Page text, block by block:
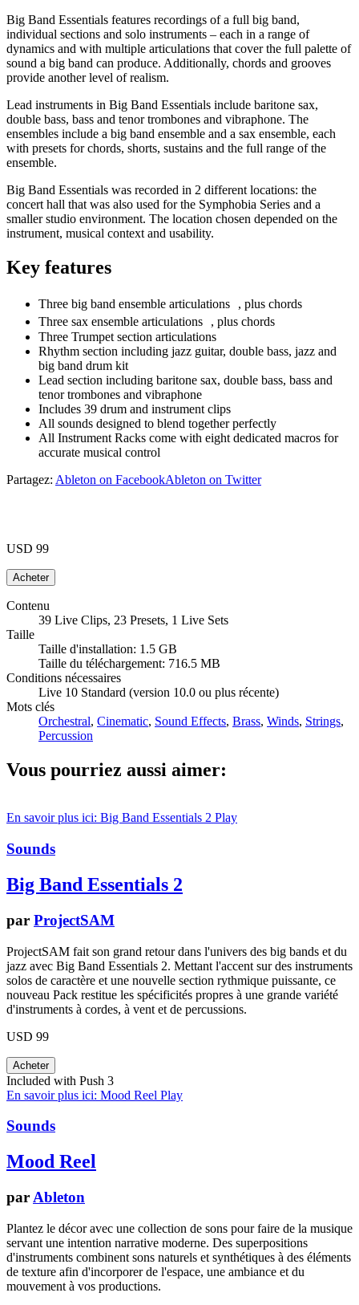
Big Band Essentials features recordings of a full big band,
individual sections and solo instruments – each in a range of
dynamics and with multiple articulations that cover the full palette of
sound a big band can produce. Additionally, chords and grooves
provide another level of realism.
Lead instruments in Big Band Essentials include baritone sax,
double bass, bass and tenor trombones and vibraphone. The
ensembles include a big band ensemble and a sax ensemble, each
with presets for chords, shorts, sustains and the full range of the
ensemble.
Big Band Essentials was recorded in 2 different locations: the
concert hall that was also used for the Symphobia Series and a
smaller studio environment. The location chosen depended on the
instrument, musical context and usability.
Key features
Three big band ensemble articulations , plus chords
Three sax ensemble articulations , plus chords
Three Trumpet section articulations
Rhythm section including jazz guitar, double bass, jazz and
big band drum kit
Lead section including baritone sax, double bass, bass and
tenor trombones and vibraphone
Includes 39 drum and instrument clips
All sounds designed to blend together perfectly
All Instrument Racks come with eight dedicated macros for
accurate musical control
Partagez: Ableton on FacebookAbleton on Twitter
USD 99
Contenu
39 Live Clips, 23 Presets, 1 Live Sets
Taille
Taille d'installation: 1.5 GB
Taille du téléchargement: 716.5 MB
Conditions nécessaires
Live 10 Standard (version 10.0 ou plus récente)
Mots clés
Orchestral, Cinematic, Sound Effects, Brass, Winds, Strings,
Percussion
Vous pourriez aussi aimer:
En savoir plus ici: Big Band Essentials 2 Play
Sounds
Big Band Essentials 2
par ProjectSAM
ProjectSAM fait son grand retour dans l'univers des big bands et du
jazz avec Big Band Essentials 2. Mettant l'accent sur des instruments
solos de caractère et une nouvelle section rythmique puissante, ce
nouveau Pack restitue les spécificités propres à une grande variété
d'instruments à cordes, à vent et de percussions.
USD 99
Included with Push 3
En savoir plus ici: Mood Reel Play
Sounds
Mood Reel
par Ableton
Plantez le décor avec une collection de sons pour faire de la musique
servant une intention narrative moderne. Des superpositions
d'instruments combinent sons naturels et synthétiques à des éléments
de texture afin d'incorporer de l'espace, une ambiance et du
mouvement à vos productions.